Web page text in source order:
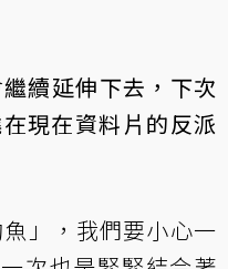
續延伸下去，下次
現在資料片的反派
」，我們要小心一